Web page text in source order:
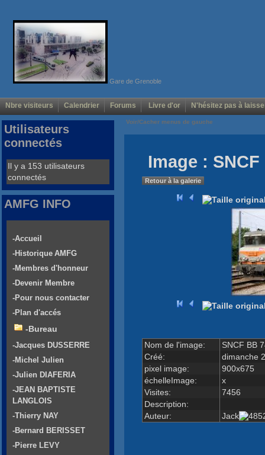
Gare de Grenoble
Nbre visiteurs Calendrier Forums Livre d'or N'hésitez pas à
Voir/Cacher menus de gauche
Image :
Retour à la galerie
Nom de l'image:
SNCF BB
Créé:
dimanche
pixel image:
900x675
échelleImage:
x
Visites:
7456
Description:
Auteur:
Jack
Utilisateurs
connectés
Il y a 153 utilisateurs
connectés
AMFG INFO
-Accueil
-Historique AMFG
-Membres d'honneur
-Devenir Membre
-Pour nous contacter
-Plan d'accés
-Bureau
-Jacques DUSSERRE
-Michel Julien
-Julien DIAFERIA
-JEAN BAPTISTE
LANGLOIS
-Thierry NAY
-Bernard BERISSET
-Pierre LEVY